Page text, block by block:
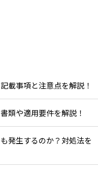
載事項と注意点を解説！
類や適用要件を解説！
発生するのか？対処法を